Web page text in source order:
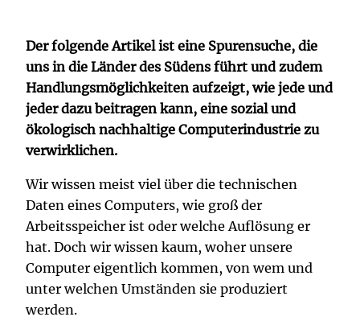
Der folgende Artikel ist eine Spurensuche, die
uns in die Länder des Südens führt und zudem
Handlungsmöglichkeiten aufzeigt, wie jede und
jeder dazu beitragen kann, eine sozial und
ökologisch nachhaltige Computerindustrie zu
verwirklichen.
Wir wissen meist viel über die technischen
Daten eines Computers, wie groß der
Arbeitsspeicher ist oder welche Auflösung er
hat. Doch wir wissen kaum, woher unsere
Computer eigentlich kommen, von wem und
unter welchen Umständen sie produziert
werden.